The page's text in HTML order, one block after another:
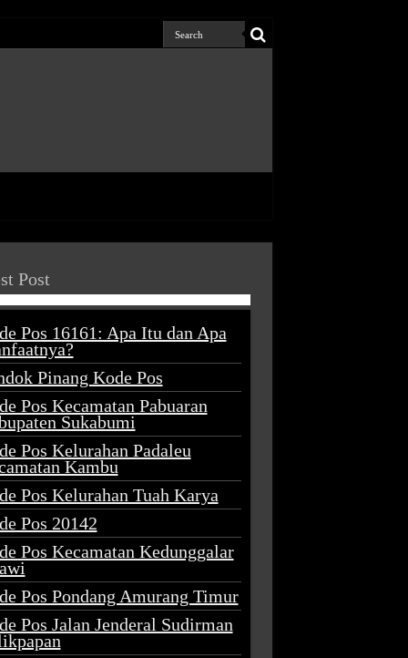
Post
Pos 16161: Apa Itu dan Apa
Pinang Kode Pos
Pos Kecamatan Pabuaran
Sukabumi
Pos Kelurahan Padaleu
Kambu
Pos Kelurahan Tuah Karya
Pos 20142
Pos Kecamatan Kedunggalar
Pos Pondang Amurang Timur
Pos Jalan Jenderal Sudirman